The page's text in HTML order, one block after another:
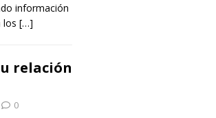
información
los […]
relación
0